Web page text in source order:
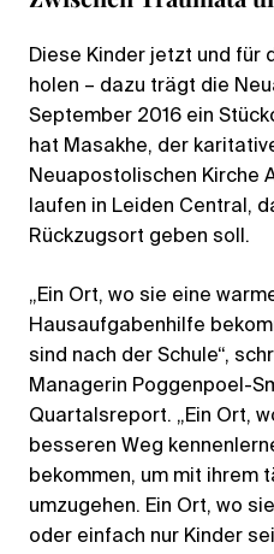
Diese Kinder jetzt und für
holen – dazu trägt die
September 2016 ein
hat Masakhe, der
Neuapostolischen Kirche
laufen in Leiden Central,
Rückzugsort geben soll.
„Ein Ort, wo sie eine
Hausaufgabenhilfe
sind nach der Schule“,
Managerin Poggenpoel-
Quartalsreport. „Ein Ort,
besseren Weg
bekommen, um mit ihrem
umzugehen. Ein Ort, wo
oder einfach nur Kinder